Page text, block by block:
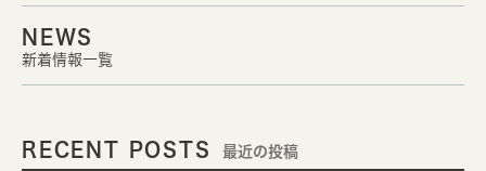
NEWS
新着情報一覧
RECENT POSTS 最近の投稿